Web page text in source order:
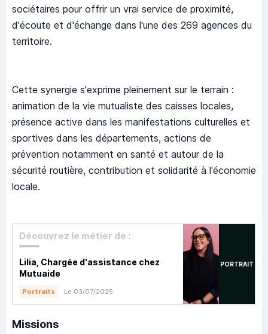
sociétaires pour offrir un vrai service de proximité,
d'écoute et d'échange dans l'une des 269 agences du
territoire.
Cette synergie s'exprime pleinement sur le terrain :
animation de la vie mutualiste des caisses locales,
présence active dans les manifestations culturelles et
sportives dans les départements, actions de
prévention notamment en santé et autour de la
sécurité routière, contribution et solidarité à l'économie
locale.
Découvrez le métier de :
Lilia, Chargée d'assistance chez
Mutuaide
Portraits Le 03/07/2025
PORTRAIT
Missions